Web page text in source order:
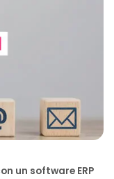
un software ERP